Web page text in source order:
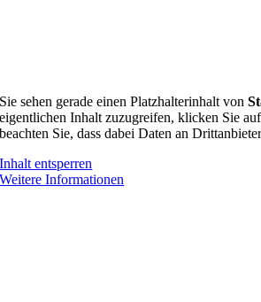
Sie sehen gerade einen Platzhalterinhalt von
eigentlichen Inhalt zuzugreifen, klicken Sie
beachten Sie, dass dabei Daten an
Inhalt entsperren
Weitere Informationen